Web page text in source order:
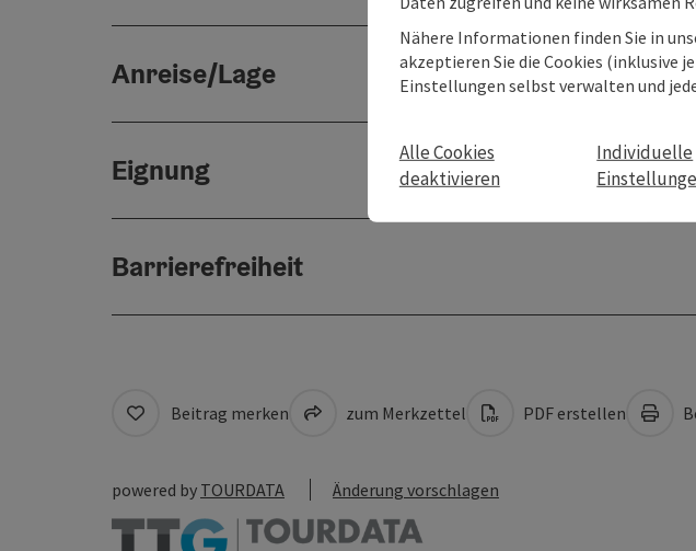
Anreise/Lage
Eignung
Barrierefreiheit
Beitrag merken zum Merkzettel PDF erstellen
powered by TOURDATA Änderung vorschlagen
Nähere Informationen finden Sie in
akzeptieren Sie die Cookies (inklusive
Einstellungen selbst verwalten und
Alle Cookies
deaktivieren
Individuelle